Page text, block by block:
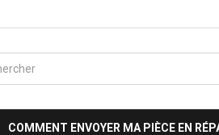
COMMENT ENVOYER MA PIÈCE EN